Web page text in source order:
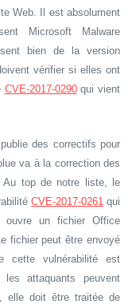
Web. Il est absolument
Microsoft Malware
bien de la version
vérifier si elles ont
CVE-2017-0290qui vient
des correctifs pour
va à la correction des
Au top de notre liste, le
CVE-2017-0261qui
ouvre un fichier Office
fichier peut être envoyé
cette vulnérabilité est
attaquants peuvent
elle doit être traitée de